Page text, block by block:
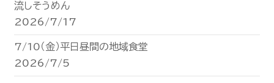
流しそうめん
2026/7/17
7/10（金）平日昼間の地域食堂
2026/7/5